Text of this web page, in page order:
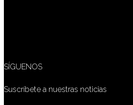
SÍGUENOS
Suscríbete a nuestras noticias